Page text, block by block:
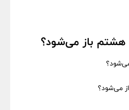
هشتم باز می‌شود؟